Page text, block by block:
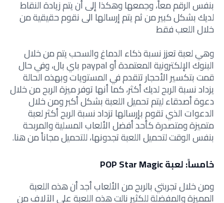
بنفس الرقم معاً، وجمعها وهكذا إلى أن يتم زيادة النقاط
لديك بشكل كبير من ثم يتم إرسالها الى نقوم حقيقية من
خلال اللعب فقط
وهي لعبة تعزز نسبة ذكاء الدماغ والسحب يتم من خلال
البنوك الإلكترونية المعتمدة أو paypal باي بال، وفي حال
قمت بتكسير الأحجار تتقدم في المستويات وبهذه الحالة
يزداد نسبة الربح لديك أكثر، كما أنها توفر ميزة الربح من خلال
دعوة أصدقاء ليتم تحميل اللعبة بشكل أكبر ومن خلال
الدعوات الذي تقوم بإرسالها تزداد نسبة الربح أكثر لعبة
متميزة ومتصدرة كأحد أفضل الألعاب المسلية والمربحة
بنفس الوقت لتحميل اللعبة تجدونها، للتحميل مجاناً من هنا.
خامساً: لعبة POP Star Magic
ومن خلال تجربتي بالربح من الألعاب أجد أن هذه اللعبة
المميزة والمفضلة للكثير نالت هذه اللعبة على الآلاف من